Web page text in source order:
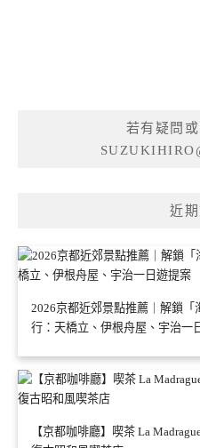
若有疑問
近
2026京都近郊景點推薦｜解鎖
行：天橋立、伊根舟屋、宇治一
【京都咖啡廳】喫茶 La